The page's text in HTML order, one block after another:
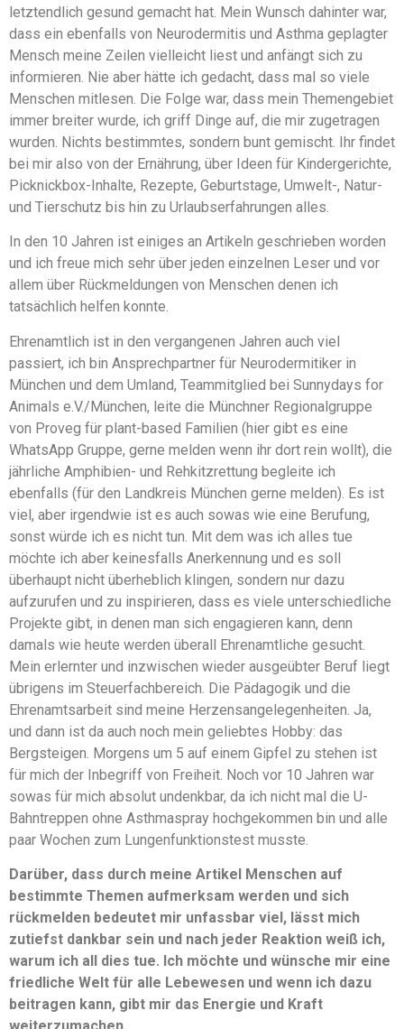
letztendlich gesund gemacht hat. Mein Wunsch dahinter war,
dass ein ebenfalls von Neurodermitis und Asthma geplagter
Mensch meine Zeilen vielleicht liest und anfängt sich zu
informieren. Nie aber hätte ich gedacht, dass mal so viele
Menschen mitlesen. Die Folge war, dass mein Themengebiet
immer breiter wurde, ich griff Dinge auf, die mir zugetragen
wurden. Nichts bestimmtes, sondern bunt gemischt. Ihr findet
bei mir also von der Ernährung, über Ideen für Kindergerichte,
Picknickbox-Inhalte, Rezepte, Geburtstage, Umwelt-, Natur-
und Tierschutz bis hin zu Urlaubserfahrungen alles.
In den 10 Jahren ist einiges an Artikeln geschrieben worden
und ich freue mich sehr über jeden einzelnen Leser und vor
allem über Rückmeldungen von Menschen denen ich
tatsächlich helfen konnte.
Ehrenamtlich ist in den vergangenen Jahren auch viel
passiert, ich bin Ansprechpartner für Neurodermitiker in
München und dem Umland, Teammitglied bei Sunnydays for
Animals e.V./München, leite die Münchner Regionalgruppe
von Proveg für plant-based Familien (hier gibt es eine
WhatsApp Gruppe, gerne melden wenn ihr dort rein wollt), die
jährliche Amphibien- und Rehkitzrettung begleite ich
ebenfalls (für den Landkreis München gerne melden). Es ist
viel, aber irgendwie ist es auch sowas wie eine Berufung,
sonst würde ich es nicht tun. Mit dem was ich alles tue
möchte ich aber keinesfalls Anerkennung und es soll
überhaupt nicht überheblich klingen, sondern nur dazu
aufzurufen und zu inspirieren, dass es viele unterschiedliche
Projekte gibt, in denen man sich engagieren kann, denn
damals wie heute werden überall Ehrenamtliche gesucht.
Mein erlernter und inzwischen wieder ausgeübter Beruf liegt
übrigens im Steuerfachbereich. Die Pädagogik und die
Ehrenamtsarbeit sind meine Herzensangelegenheiten. Ja,
und dann ist da auch noch mein geliebtes Hobby: das
Bergsteigen. Morgens um 5 auf einem Gipfel zu stehen ist
für mich der Inbegriff von Freiheit. Noch vor 10 Jahren war
sowas für mich absolut undenkbar, da ich nicht mal die U-
Bahntreppen ohne Asthmaspray hochgekommen bin und alle
paar Wochen zum Lungenfunktionstest musste.
Darüber, dass durch meine Artikel Menschen auf
bestimmte Themen aufmerksam werden und sich
rückmelden bedeutet mir unfassbar viel, lässt mich
zutiefst dankbar sein und nach jeder Reaktion weiß ich,
warum ich all dies tue. Ich möchte und wünsche mir eine
friedliche Welt für alle Lebewesen und wenn ich dazu
beitragen kann, gibt mir das Energie und Kraft